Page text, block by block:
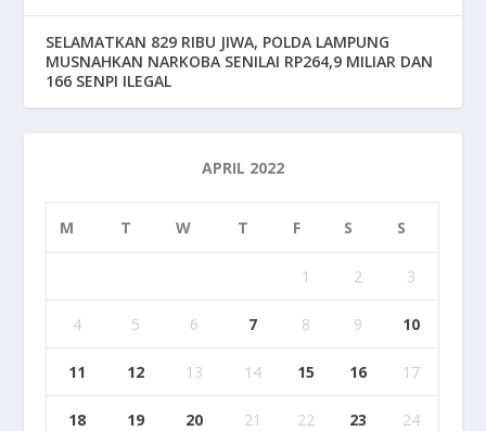
SELAMATKAN 829 RIBU JIWA, POLDA LAMPUNG
MUSNAHKAN NARKOBA SENILAI RP264,9 MILIAR DAN
166 SENPI ILEGAL
APRIL 2022
M T W T F S S
1 2 3
4 5 6 7 8 9 10
11 12 13 14 15 16 17
18 19 20 21 22 23 24